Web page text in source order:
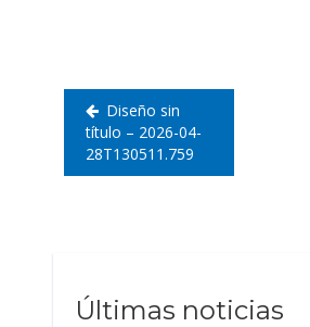
Diseño sin
título – 2026-04-
28T130511.759
Últimas noticias